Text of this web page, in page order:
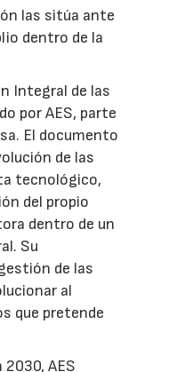
las sitúa ante
dentro de la
Integral de las
por AES, parte
El documento
de las
tecnológico,
del propio
dentro de un
Su
de las
al
que pretende
AES